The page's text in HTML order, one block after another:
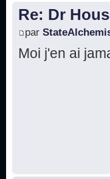
Re: Dr
par
Moi j'en ai